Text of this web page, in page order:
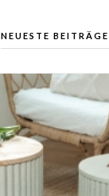
NEUESTE BEITRÄGE